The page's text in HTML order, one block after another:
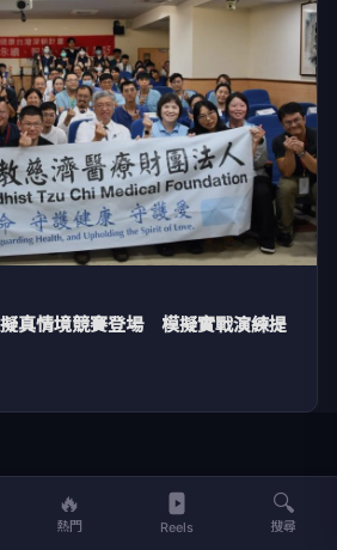
真情境競賽登場 模擬實戰演練提
活資訊平台，提供即時新聞、生活、健康、
🔥
熱門 Reels
🔍
搜尋